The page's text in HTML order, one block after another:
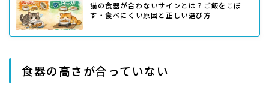
猫の食器が合わないサインとは？ご飯をこぼ
す・食べにくい原因と正しい選び方
食器の高さが合っていない